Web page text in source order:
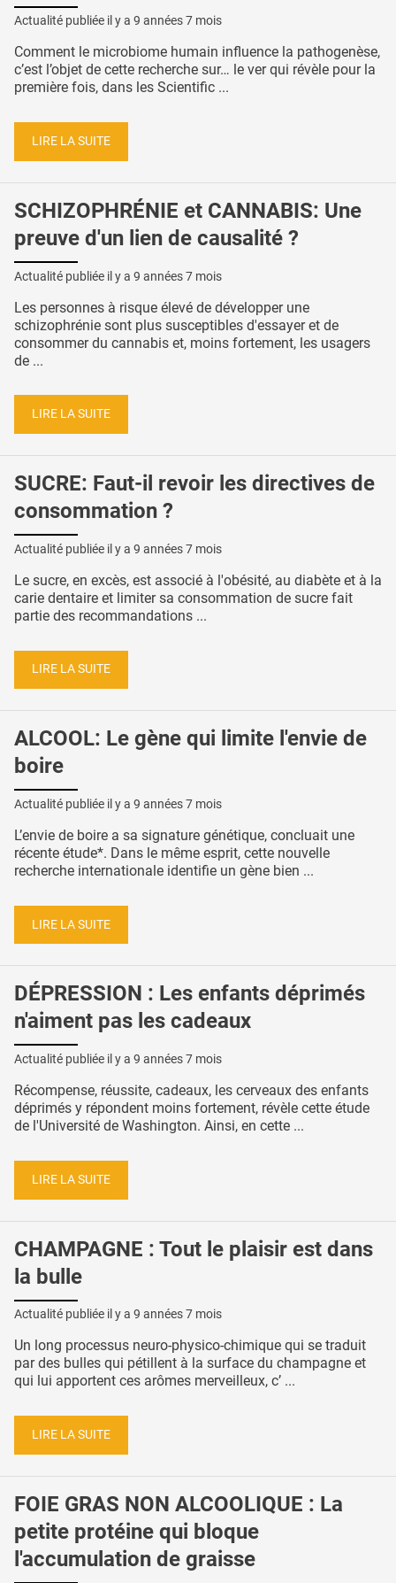
Actualité publiée il y a 9 années 7 mois
Comment le microbiome humain influence la pathogenèse,
c’est l’objet de cette recherche sur… le ver qui révèle pour la
première fois, dans les Scientific ...
LIRE LA SUITE
SCHIZOPHRÉNIE et CANNABIS: Une
preuve d'un lien de causalité ?
Actualité publiée il y a 9 années 7 mois
Les personnes à risque élevé de développer une
schizophrénie sont plus susceptibles d'essayer et de
consommer du cannabis et, moins fortement, les usagers
de ...
LIRE LA SUITE
SUCRE: Faut-il revoir les directives de
consommation ?
Actualité publiée il y a 9 années 7 mois
Le sucre, en excès, est associé à l'obésité, au diabète et à la
carie dentaire et limiter sa consommation de sucre fait
partie des recommandations ...
LIRE LA SUITE
ALCOOL: Le gène qui limite l'envie de
boire
Actualité publiée il y a 9 années 7 mois
L’envie de boire a sa signature génétique, concluait une
récente étude*. Dans le même esprit, cette nouvelle
recherche internationale identifie un gène bien ...
LIRE LA SUITE
DÉPRESSION : Les enfants déprimés
n'aiment pas les cadeaux
Actualité publiée il y a 9 années 7 mois
Récompense, réussite, cadeaux, les cerveaux des enfants
déprimés y répondent moins fortement, révèle cette étude
de l'Université de Washington. Ainsi, en cette ...
LIRE LA SUITE
CHAMPAGNE : Tout le plaisir est dans
la bulle
Actualité publiée il y a 9 années 7 mois
Un long processus neuro-physico-chimique qui se traduit
par des bulles qui pétillent à la surface du champagne et
qui lui apportent ces arômes merveilleux, c’ ...
LIRE LA SUITE
FOIE GRAS NON ALCOOLIQUE : La
petite protéine qui bloque
l'accumulation de graisse